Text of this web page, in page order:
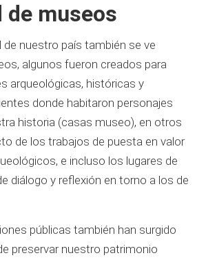
de museos
de nuestro país también se ve
algunos fueron creados para
arqueológicas, históricas y
donde habitaron personajes
historia (casas museo), en otros
de los trabajos de puesta en valor
e incluso los lugares de
diálogo y reflexión en torno a los de
públicas también han surgido
preservar nuestro patrimonio